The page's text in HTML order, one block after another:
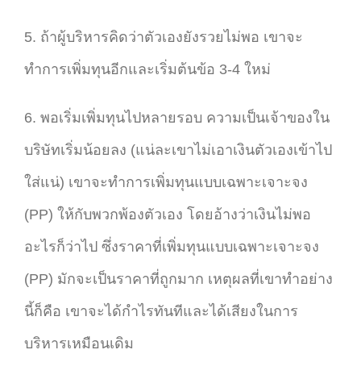
5. ถ้าผู้บริหารคิดว่าตัวเองยังรวยไม่พอ เขาจะ
ทำการเพิ่มทุนอีกและเริ่มต้นข้อ 3-4 ใหม่
6. พอเริ่มเพิ่มทุนไปหลายรอบ ความเป็นเจ้าของใน
บริษัทเริ่มน้อยลง (แน่ละเขาไม่เอาเงินตัวเองเข้าไป
ใส่แน่) เขาจะทำการเพิ่มทุนแบบเฉพาะเจาะจง
(PP) ให้กับพวกพ้องตัวเอง โดยอ้างว่าเงินไม่พอ
อะไรก็ว่าไป ซึ่งราคาที่เพิ่มทุนแบบเฉพาะเจาะจง
(PP) มักจะเป็นราคาที่ถูกมาก เหตุผลที่เขาทำอย่าง
นี้ก็คือ เขาจะได้กำไรทันทีและได้เสียงในการ
บริหารเหมือนเดิม